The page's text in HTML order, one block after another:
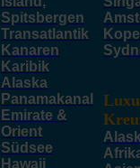
Spitsbergen
Transatlantik
Kanaren
Karibik
Alaska
Panamakanal
Emirate &
Orient
Südsee
Hawaii